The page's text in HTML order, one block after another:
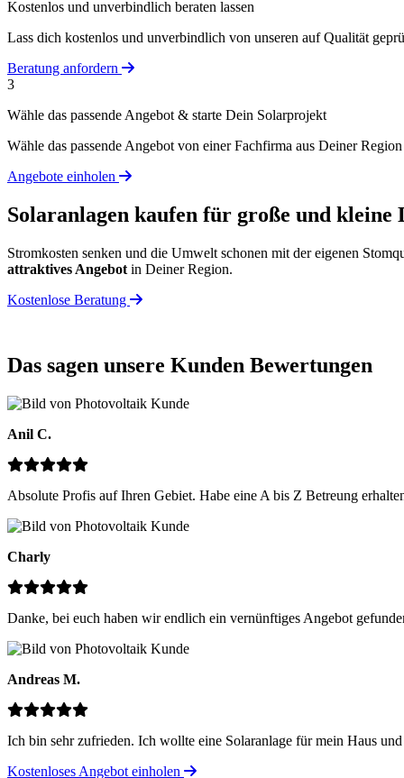
Kostenlos und unverbindlich beraten lassen
Lass dich kostenlos und unverbindlich von unseren auf Qualität
Beratung anfordern
3
Wähle das passende Angebot & starte Dein Solarprojekt
Wähle das passende Angebot von einer Fachfirma aus Deiner
Angebote einholen
Solaranlagen kaufen für große und kleine
Stromkosten senken und die Umwelt schonen mit der eigenen
attraktives Angebot in Deiner Region.
Kostenlose Beratung
Das sagen unsere Kunden Bewertungen
Anil C.
Absolute Profis auf Ihren Gebiet. Habe eine A bis Z Betreung
Charly
Danke, bei euch haben wir endlich ein vernünftiges Angebot
Andreas M.
Ich bin sehr zufrieden. Ich wollte eine Solaranlage für mein Haus
Kostenloses Angebot einholen